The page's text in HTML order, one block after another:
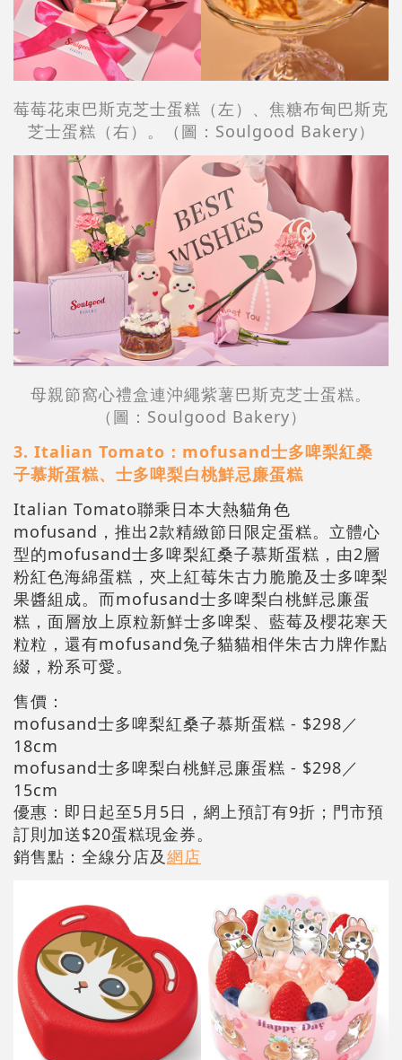
莓莓花束巴斯克芝士蛋糕（左）、焦糖布甸巴斯克
芝士蛋糕（右）。（圖：Soulgood Bakery）
母親節窩心禮盒連沖繩紫薯巴斯克芝士蛋糕。
（圖：Soulgood Bakery）
3. Italian Tomato：mofusand士多啤梨紅桑
子慕斯蛋糕、士多啤梨白桃鮮忌廉蛋糕
Italian Tomato聯乘日本大熱貓角色
mofusand，推出2款精緻節日限定蛋糕。立體心
型的mofusand士多啤梨紅桑子慕斯蛋糕，由2層
粉紅色海綿蛋糕，夾上紅莓朱古力脆脆及士多啤梨
果醬組成。而mofusand士多啤梨白桃鮮忌廉蛋
糕，面層放上原粒新鮮士多啤梨、藍莓及櫻花寒天
粒粒，還有mofusand兔子貓貓相伴朱古力牌作點
綴，粉系可愛。
售價：
mofusand士多啤梨紅桑子慕斯蛋糕 - $298／
18cm
mofusand士多啤梨白桃鮮忌廉蛋糕 - $298／
15cm
優惠：即日起至5月5日，網上預訂有9折；門市預
訂則加送$20蛋糕現金券。
銷售點：全線分店及網店